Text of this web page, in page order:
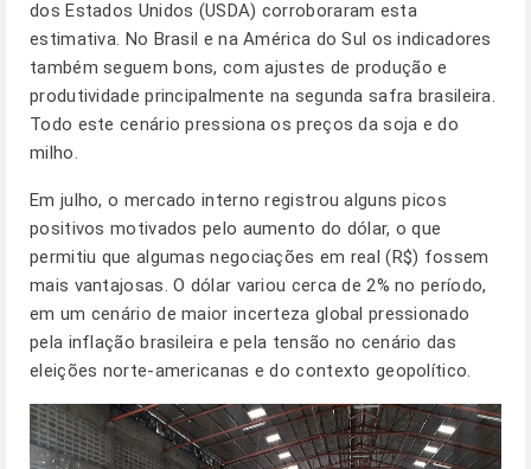
dos Estados Unidos (USDA) corroboraram esta
estimativa. No Brasil e na América do Sul os indicadores
também seguem bons, com ajustes de produção e
produtividade principalmente na segunda safra brasileira.
Todo este cenário pressiona os preços da soja e do
milho.
Em julho, o mercado interno registrou alguns picos
positivos motivados pelo aumento do dólar, o que
permitiu que algumas negociações em real (R$) fossem
mais vantajosas. O dólar variou cerca de 2% no período,
em um cenário de maior incerteza global pressionado
pela inflação brasileira e pela tensão no cenário das
eleições norte-americanas e do contexto geopolítico.